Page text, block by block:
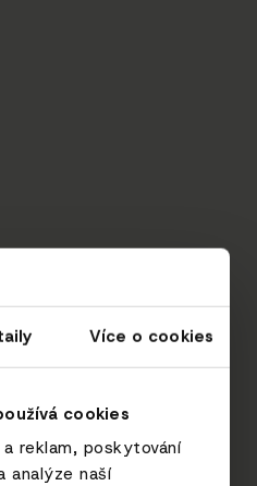
Více o cookies
cookies
reklam, poskytování
analýze naší